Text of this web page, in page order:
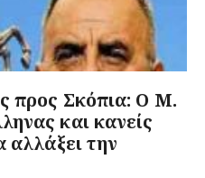
προς Σκόπια: Ο Μ.
και κανείς
αλλάξει την